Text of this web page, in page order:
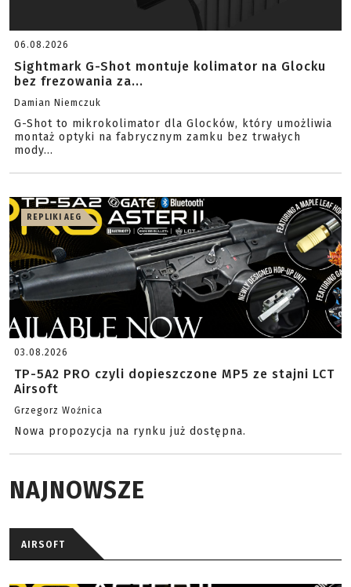
06.08.2026
Sightmark G-Shot montuje kolimator na Glocku
bez frezowania za...
Damian Niemczuk
G-Shot to mikrokolimator dla Glocków, który umożliwia
montaż optyki na fabrycznym zamku bez trwałych
mody...
REPLIKI AEG
03.08.2026
TP-5A2 PRO czyli dopieszczone MP5 ze stajni LCT
Airsoft
Grzegorz Woźnica
Nowa propozycja na rynku już dostępna.
NAJNOWSZE
AIRSOFT